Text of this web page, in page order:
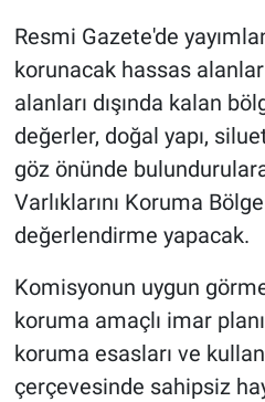
Resmi Gazete'de
korunacak hassas
alanları dışında kalan
değerler, doğal yapı,
göz önünde
Varlıklarını Koruma
değerlendirme yapacak.
Komisyonun uygun
koruma amaçlı imar
koruma esasları ve
çerçevesinde sahipsiz
Koronavirüs
Kültür Sanat
Ne demişti
Nedir
Popüler
Programlar
Sağlık